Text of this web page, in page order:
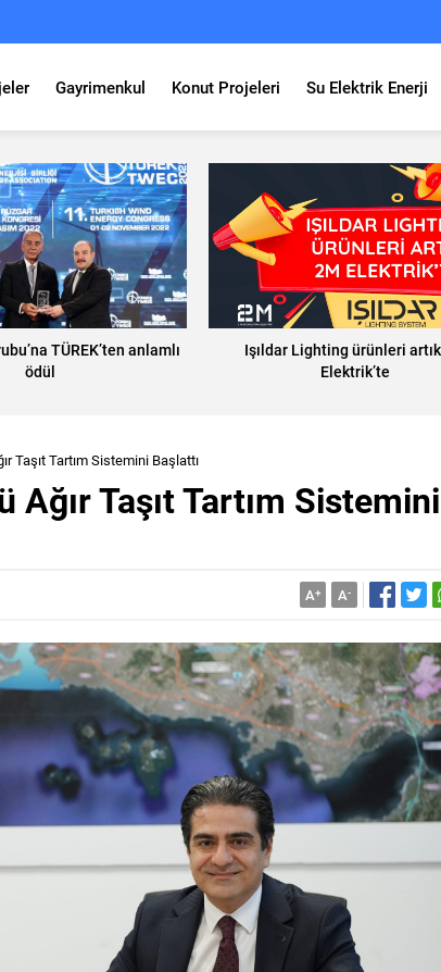
Gayrimenkul Konut Projeleri Su Elektrik Enerji
TÜREK’ten anlamlı
ödül
Işıldar Lighting ürünleri
Elektrik’te
Taşıt Tartım Sistemini Başlattı
Taşıt Tartım Sistemini
A+ A-